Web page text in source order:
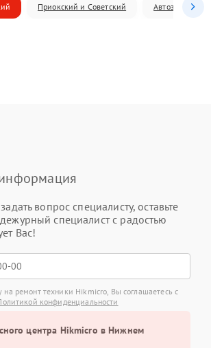
Приокский и Советский Автозаводский
вопрос специалисту, оставьте
специалист с радостью
Вас!
на ремонт техники Hikmicro, Вы соглашаетесь с
конфиденциальности
центра Hikmicro в Нижнем